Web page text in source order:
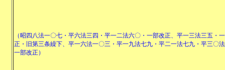
（昭四八法一〇七・平六法三四・平一二法六〇・一部改正、平一三法三五・
正・旧第三条繰下、平一六法一〇三・平一九法七九・平二一法七九・平三〇
一部改正）